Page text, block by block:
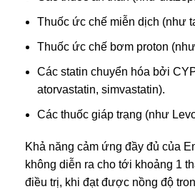
Thuốc ức chế miễn dịch (như
Thuốc ức chế bơm proton
Các statin chuyển hóa bởi
atorvastatin, simvastatin).
Các thuốc giáp trạng (như
Khả năng cảm ứng đầy đủ của
không diễn ra cho tới khoảng 1
điều trị, khi đạt được nồng độ